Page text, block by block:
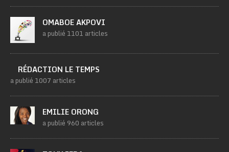
OMABOE AKPOVI
a publié 1101 articles
RÉDACTION LE TEMPS
a publié 1007 articles
EMILIE ORONG
a publié 960 articles